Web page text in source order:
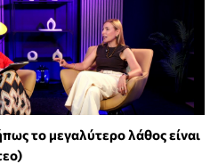
το μεγαλύτερο λάθος είναι